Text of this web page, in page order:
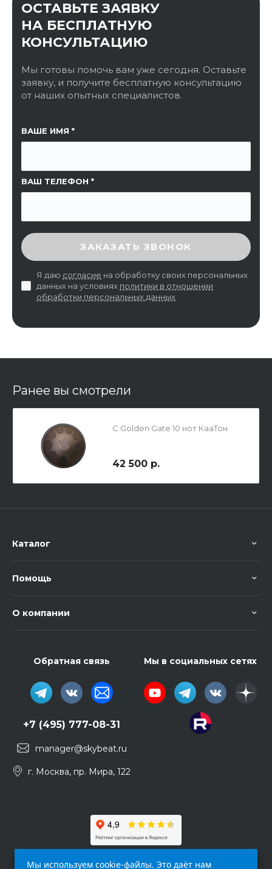
ОСТАВЬТЕ ЗАЯВКУ
НА БЕСПЛАТНУЮ
КОНСУЛЬТАЦИЮ
Мы готовы помочь вам уже сегодня. Оставьте
заявку, и получите бесплатную консультацию
от наших опытных специалистов.
ВАШЕ ИМЯ
ВАШ ТЕЛЕФОН
ССЫЛКА НА СТРАНИЦУ
ВВЕДИТЕ ПРОВЕРОЧНЫЙ КОД
ЗАКАЗАТЬ ЗВОНОК
Я даю согласие на обработку своих персональных
данных на условиях политики в отношении
обработки персональных данных.
Ранее вы смотрели
C Golden Gate 10 нот КааТон
42 500 р.
Каталог
Помощь
О компании
Обратная связь
+7 (495) 777-08-31
manager@skybeat.ru
г. Москва, пр. Мира, 122
Мы в социальных сетях
Мы используем cookie-файлы. Это даёт нам